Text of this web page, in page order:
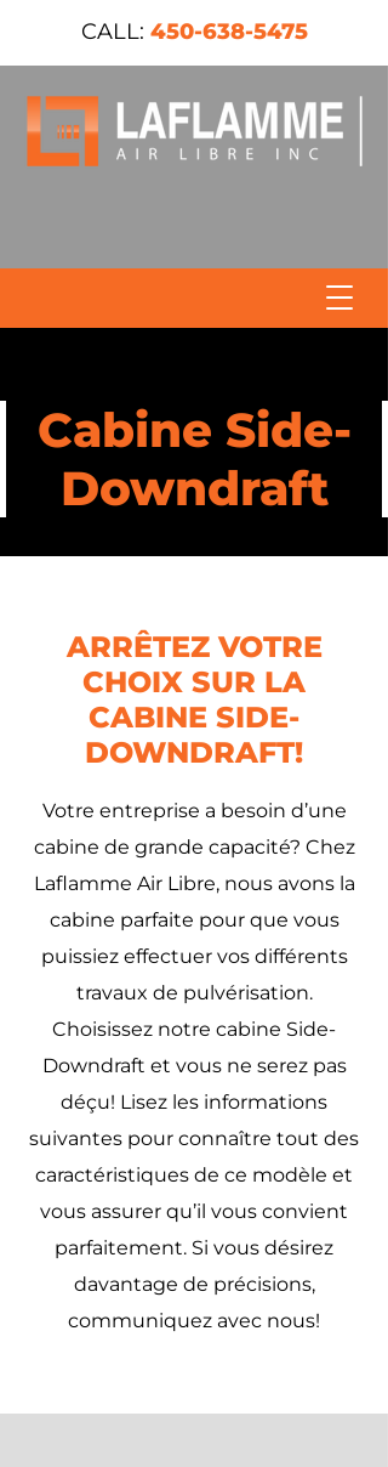
CALL: 450-638-5475
Cabine Side-
Downdraft
ARRÊTEZ VOTRE
CHOIX SUR LA
CABINE SIDE-
DOWNDRAFT!
Votre entreprise a besoin d’une
cabine de grande capacité? Chez
Laflamme Air Libre, nous avons la
cabine parfaite pour que vous
puissiez effectuer vos différents
travaux de pulvérisation.
Choisissez notre cabine Side-
Downdraft et vous ne serez pas
déçu! Lisez les informations
suivantes pour connaître tout des
caractéristiques de ce modèle et
vous assurer qu’il vous convient
parfaitement. Si vous désirez
davantage de précisions,
communiquez avec nous!